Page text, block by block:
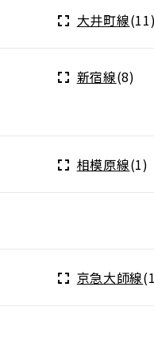
大井町線(11)
新宿線(8)
相模原線(1)
京急大師線